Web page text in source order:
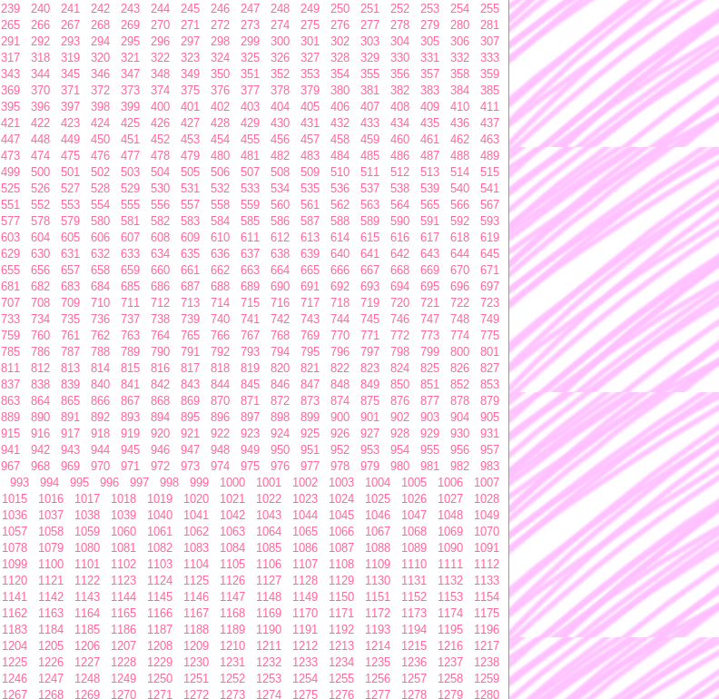
239 240 241 242 243 244 245 246 247 248 249 250 251 252 253 254
255
265 266 267 268 269 270 271 272 273 274 275 276 277 278 279 280
281
291 292 293 294 295 296 297 298 299 300 301 302 303 304 305 306
307
317 318 319 320 321 322 323 324 325 326 327 328 329 330 331 332
333
343 344 345 346 347 348 349 350 351 352 353 354 355 356 357 358
359
369 370 371 372 373 374 375 376 377 378 379 380 381 382 383 384
385
395 396 397 398 399 400 401 402 403 404 405 406 407 408 409 410
411
421 422 423 424 425 426 427 428 429 430 431 432 433 434 435 436
437
447 448 449 450 451 452 453 454 455 456 457 458 459 460 461 462
463
473 474 475 476 477 478 479 480 481 482 483 484 485 486 487 488
489
499 500 501 502 503 504 505 506 507 508 509 510 511 512 513 514
515
525 526 527 528 529 530 531 532 533 534 535 536 537 538 539 540
541
551 552 553 554 555 556 557 558 559 560 561 562 563 564 565 566
567
577 578 579 580 581 582 583 584 585 586 587 588 589 590 591 592
593
603 604 605 606 607 608 609 610 611 612 613 614 615 616 617 618
619
629 630 631 632 633 634 635 636 637 638 639 640 641 642 643 644
645
655 656 657 658 659 660 661 662 663 664 665 666 667 668 669 670
671
681 682 683 684 685 686 687 688 689 690 691 692 693 694 695 696
697
707 708 709 710 711 712 713 714 715 716 717 718 719 720 721 722
723
733 734 735 736 737 738 739 740 741 742 743 744 745 746 747 748
749
759 760 761 762 763 764 765 766 767 768 769 770 771 772 773 774
775
785 786 787 788 789 790 791 792 793 794 795 796 797 798 799 800
801
811 812 813 814 815 816 817 818 819 820 821 822 823 824 825 826
827
837 838 839 840 841 842 843 844 845 846 847 848 849 850 851 852
853
863 864 865 866 867 868 869 870 871 872 873 874 875 876 877 878
879
889 890 891 892 893 894 895 896 897 898 899 900 901 902 903 904
905
915 916 917 918 919 920 921 922 923 924 925 926 927 928 929 930
931
941 942 943 944 945 946 947 948 949 950 951 952 953 954 955 956
957
967 968 969 970 971 972 973 974 975 976 977 978 979 980 981 982
983
993 994 995 996 997 998 999 1000 1001 1002 1003 1004 1005 1006
1007
1015 1016 1017 1018 1019 1020 1021 1022 1023 1024 1025 1026 1027
1028
1036 1037 1038 1039 1040 1041 1042 1043 1044 1045 1046 1047 1048
1049
1057 1058 1059 1060 1061 1062 1063 1064 1065 1066 1067 1068 1069
1070
1078 1079 1080 1081 1082 1083 1084 1085 1086 1087 1088 1089 1090
1091
1099 1100 1101 1102 1103 1104 1105 1106 1107 1108 1109 1110 1111
1112
1120 1121 1122 1123 1124 1125 1126 1127 1128 1129 1130 1131 1132
1133
1141 1142 1143 1144 1145 1146 1147 1148 1149 1150 1151 1152 1153
1154
1162 1163 1164 1165 1166 1167 1168 1169 1170 1171 1172 1173 1174
1175
1183 1184 1185 1186 1187 1188 1189 1190 1191 1192 1193 1194 1195
1196
1204 1205 1206 1207 1208 1209 1210 1211 1212 1213 1214 1215 1216
1217
1225 1226 1227 1228 1229 1230 1231 1232 1233 1234 1235 1236 1237
1238
1246 1247 1248 1249 1250 1251 1252 1253 1254 1255 1256 1257 1258
1259
1267 1268 1269 1270 1271 1272 1273 1274 1275 1276 1277 1278 1279
1280